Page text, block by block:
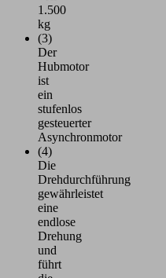
1.500
kg
(3)
Der
Hubmotor
ist
ein
stufenlos
gesteuerter
Asynchronmotor
(4)
Die
Drehdurchführung
gewährleistet
eine
endlose
Drehung
und
führt